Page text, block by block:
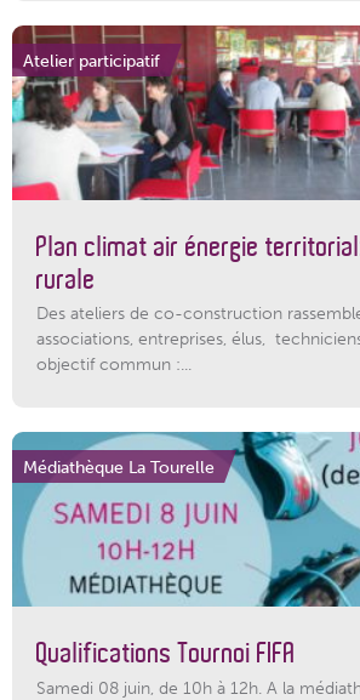
Atelier participatif
Plan climat air énergie
rurale
Des ateliers de co-construction
associations, entreprises, élus,
objectif commun :...
Médiathèque La Tourelle
Qualifications Tournoi FIFA
Samedi 08 juin, de 10h à 12h. A la